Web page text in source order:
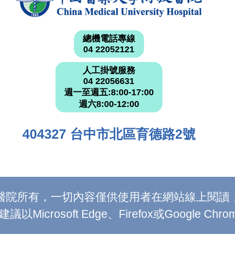
總機電話專線
04 22052121
人工掛號服務
04 22056631
週一至週五:8:00-17:00
週六8:00-12:00
404327 台中市北區育德路2號
所有，一切內容僅供使用者在網站線上閱
議以Microsoft Edge、Firefox或Google